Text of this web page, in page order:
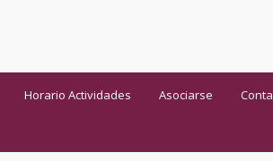
Horario Actividades Asociarse